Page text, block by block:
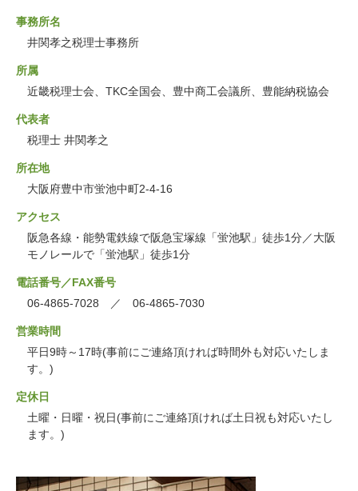
事務所名
井関孝之税理士事務所
所属
近畿税理士会、TKC全国会、豊中商工会議所、豊能納税協会
代表者
税理士 井関孝之
所在地
大阪府豊中市蛍池中町2-4-16
アクセス
阪急各線・能勢電鉄線で阪急宝塚線「蛍池駅」徒歩1分／大阪
モノレールで「蛍池駅」徒歩1分
電話番号／FAX番号
06-4865-7028 ／ 06-4865-7030
営業時間
平日9時～17時(事前にご連絡頂ければ時間外も対応いたしま
す。)
定休日
土曜・日曜・祝日(事前にご連絡頂ければ土日祝も対応いたし
ます。)